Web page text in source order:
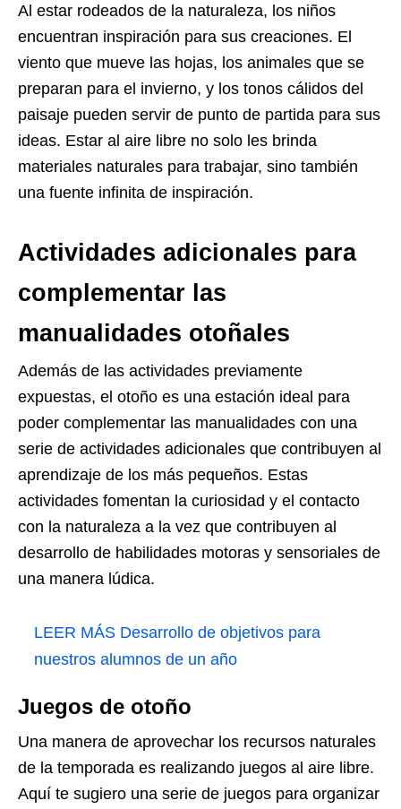
Al estar rodeados de la naturaleza, los niños
encuentran inspiración para sus creaciones. El
viento que mueve las hojas, los animales que se
preparan para el invierno, y los tonos cálidos del
paisaje pueden servir de punto de partida para sus
ideas. Estar al aire libre no solo les brinda
materiales naturales para trabajar, sino también
una fuente infinita de inspiración.
Actividades adicionales para
complementar las
manualidades otoñales
Además de las actividades previamente
expuestas, el otoño es una estación ideal para
poder complementar las manualidades con una
serie de actividades adicionales que contribuyen al
aprendizaje de los más pequeños. Estas
actividades fomentan la curiosidad y el contacto
con la naturaleza a la vez que contribuyen al
desarrollo de habilidades motoras y sensoriales de
una manera lúdica.
LEER MÁS Desarrollo de objetivos para
nuestros alumnos de un año
Juegos de otoño
Una manera de aprovechar los recursos naturales
de la temporada es realizando juegos al aire libre.
Aquí te sugiero una serie de juegos para organizar